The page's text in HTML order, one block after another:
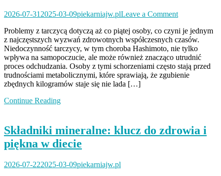
2026-07-31 2025-03-09piekarniajw.plLeave a Commenton
z
tarczycą
a
odchudzanie:
jak
schudnąć
Problemy z tarczycą dotyczą aż co piątej osoby, co czyni je jednym
z najczęstszych wyzwań zdrowotnych współczesnych czasów.
Niedoczynność tarczycy, w tym choroba Hashimoto, nie tylko
wpływa na samopoczucie, ale może również znacząco utrudnić
proces odchudzania. Osoby z tymi schorzeniami często stają przed
trudnościami metabolicznymi, które sprawiają, że zgubienie
zbędnych kilogramów staje się nie lada […]
Continue Reading
Składniki mineralne: klucz do zdrowia i
piękna w diecie
2026-07-222025-03-09piekarniajw.pl